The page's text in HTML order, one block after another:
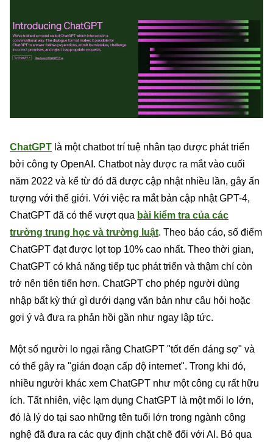
ChatGPT là một chatbot trí tuệ nhân tạo được phát triển
bởi công ty OpenAI. Chatbot này được ra mắt vào cuối
năm 2022 và kể từ đó đã được cập nhật nhiều lần, gây ấn
tượng với thế giới. Với việc ra mắt bản cập nhật GPT-4,
ChatGPT đã có thể vượt qua bài kiểm tra của các
trường trung học và trường luật. Theo báo cáo, số điểm
ChatGPT đạt được lọt top 10% cao nhất. Theo thời gian,
ChatGPT có khả năng tiếp tục phát triển và thậm chí còn
trở nên tiên tiến hơn. ChatGPT cho phép người dùng
nhập bất kỳ thứ gì dưới dạng văn bản như câu hỏi hoặc
gợi ý và đưa ra phản hồi gần như ngay lập tức.
Một số người lo ngại rằng ChatGPT "tốt đến đáng sợ" và
có thể gây ra "gián đoạn cấp độ internet". Trong khi đó,
nhiều người khác xem ChatGPT như một công cụ rất hữu
ích. Tất nhiên, việc lạm dụng ChatGPT là một mối lo lớn,
đó là lý do tại sao những tên tuổi lớn trong ngành công
nghệ đã đưa ra các quy định chặt chẽ đối với AI. Bỏ qua